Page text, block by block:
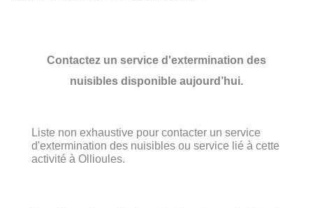
Contactez un service d'extermination des
nuisibles disponible aujourd’hui.
Liste non exhaustive pour contacter un service
d'extermination des nuisibles ou service lié à cette
activité à Ollioules.